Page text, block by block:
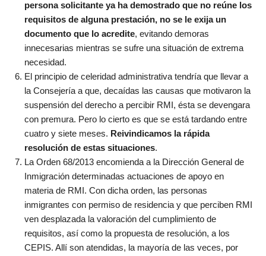
persona solicitante ya ha demostrado que no reúne los
requisitos de alguna prestación, no se le exija un
documento que lo acredite, evitando demoras
innecesarias mientras se sufre una situación de extrema
necesidad.
El principio de celeridad administrativa tendría que llevar a
la Consejería a que, decaídas las causas que motivaron la
suspensión del derecho a percibir RMI, ésta se devengara
con premura. Pero lo cierto es que se está tardando entre
cuatro y siete meses. Reivindicamos la rápida
resolución de estas situaciones.
La Orden 68/2013 encomienda a la Dirección General de
Inmigración determinadas actuaciones de apoyo en
materia de RMI. Con dicha orden, las personas
inmigrantes con permiso de residencia y que perciben RMI
ven desplazada la valoración del cumplimiento de
requisitos, así como la propuesta de resolución, a los
CEPIS. Allí son atendidas, la mayoría de las veces, por